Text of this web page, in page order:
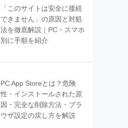
「このサイトは安全に接続
できません」の原因と対処
法を徹底解説｜PC・スマホ
別に手順を紹介
PC App Storeとは？危険
性・インストールされた原
因・完全な削除方法・ブラ
ウザ設定の戻し方を解説